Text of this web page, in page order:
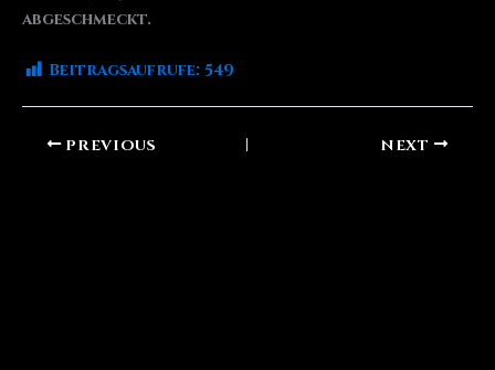
abgeschmeckt.
Beitragsaufrufe: 549
PREVIOUS NEXT